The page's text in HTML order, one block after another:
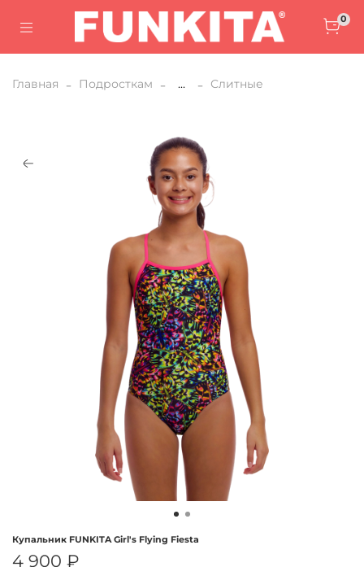
0
Главная Подросткам ... Слитные
Купальник FUNKITA Girl's Flying Fiesta
4 900 ₽